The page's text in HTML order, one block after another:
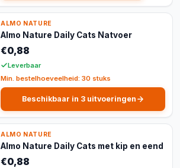
ALMO NATURE
Almo Nature Daily Cats Natvoer
€0,88
Leverbaar
Min. bestelhoeveelheid: 30 stuks
Beschikbaar in 3 uitvoeringen
ALMO NATURE
Almo Nature Daily Cats met kip en eend
€0,88